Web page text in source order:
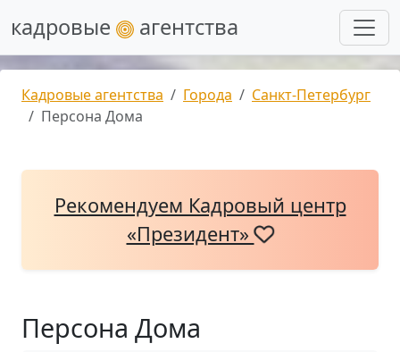
кадровые агентства
Кадровые агентства Города
Санкт-Петербург
Персона Дома
Рекомендуем Кадровый центр
«Президент»
Персона Дома